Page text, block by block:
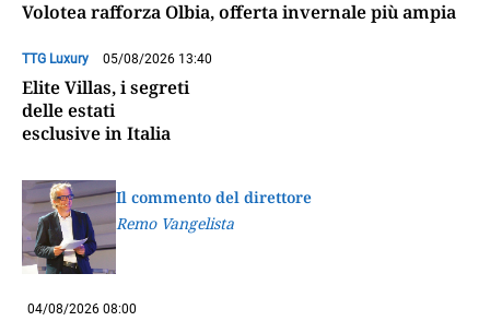
Volotea rafforza Olbia, offerta invernale più ampia
TTG Luxury 05/08/2026 13:40
Elite Villas, i segreti
delle estati
esclusive in Italia
Il commento del direttore
Remo Vangelista
04/08/2026 08:00